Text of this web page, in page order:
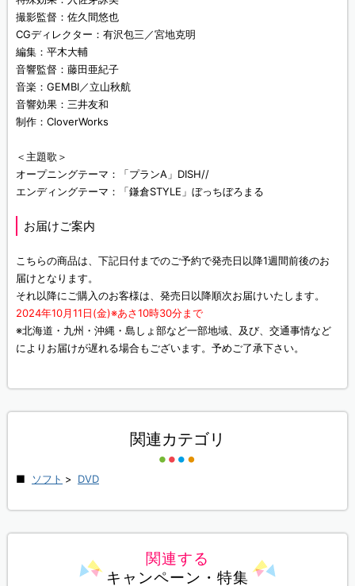
撮影監督：佐久間悠也
CGディレクター：有沢包三／宮地克明
編集：平木大輔
音響監督：藤田亜紀子
音楽：GEMBI／立山秋航
音響効果：三井友和
制作：CloverWorks
＜主題歌＞
オープニングテーマ：「プランA」DISH//
エンディングテーマ：「鎌倉STYLE」ぼっちぼろまる
お届けご案内
こちらの商品は、下記日付までのご予約で発売日以降1週間前後のお
届けとなります。
それ以降にご購入のお客様は、発売日以降順次お届けいたします。
2024年10月11日(金)※あさ10時30分まで
※北海道・九州・沖縄・島しょ部など一部地域、及び、交通事情など
によりお届けが遅れる場合もございます。予めご了承下さい。
関連カテゴリ
ソフト > DVD
関連する
キャンペーン・特集